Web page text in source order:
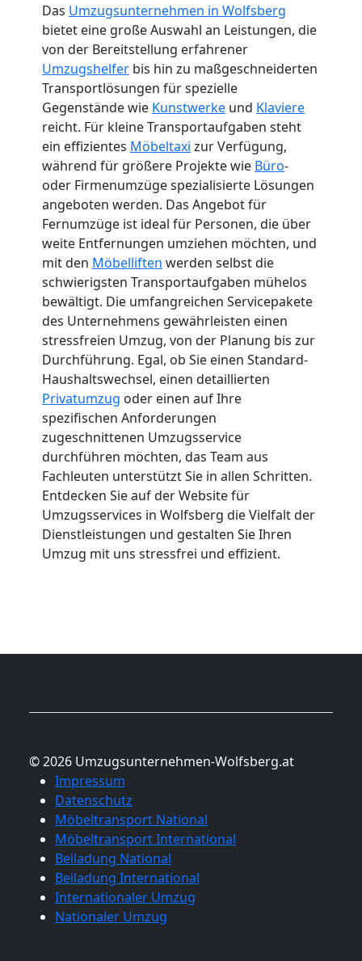
Das Umzugsunternehmen in Wolfsberg
bietet eine große Auswahl an Leistungen, die
von der Bereitstellung erfahrener
Umzugshelfer bis hin zu maßgeschneiderten
Transportlösungen für spezielle
Gegenstände wie Kunstwerke und Klaviere
reicht. Für kleine Transportaufgaben steht
ein effizientes Möbeltaxi zur Verfügung,
während für größere Projekte wie Büro-
oder Firmenumzüge spezialisierte Lösungen
angeboten werden. Das Angebot für
Fernumzüge ist ideal für Personen, die über
weite Entfernungen umziehen möchten, und
mit den Möbelliften werden selbst die
schwierigsten Transportaufgaben mühelos
bewältigt. Die umfangreichen Servicepakete
des Unternehmens gewährleisten einen
stressfreien Umzug, von der Planung bis zur
Durchführung. Egal, ob Sie einen Standard-
Haushaltswechsel, einen detaillierten
Privatumzug oder einen auf Ihre
spezifischen Anforderungen
zugeschnittenen Umzugsservice
durchführen möchten, das Team aus
Fachleuten unterstützt Sie in allen Schritten.
Entdecken Sie auf der Website für
Umzugsservices in Wolfsberg die Vielfalt der
Dienstleistungen und gestalten Sie Ihren
Umzug mit uns stressfrei und effizient.
© 2026 Umzugsunternehmen-Wolfsberg.at
Impressum
Datenschutz
Möbeltransport National
Möbeltransport International
Beiladung National
Beiladung International
Internationaler Umzug
Nationaler Umzug